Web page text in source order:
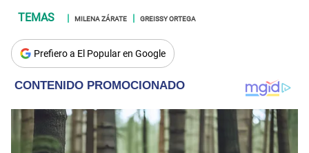
MILENA ZÁRATE GREISSY ORTEGA
Prefiero a El Popular en Google